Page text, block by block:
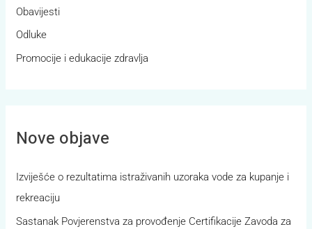
o
r
:
Obavijesti
Odluke
Promocije i edukacije zdravlja
Nove objave
Izviješće o rezultatima istraživanih uzoraka vode za kupanje i
rekreaciju
Sastanak Povjerenstva za provođenje Certifikacije Zavoda za